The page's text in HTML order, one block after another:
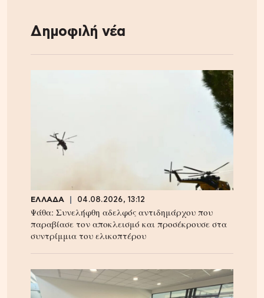
Δημοφιλή νέα
ΕΛΛΑΔΑ 04.08.2026, 13:12
Ψάθα: Συνελήφθη αδελφός αντιδημάρχου που
παραβίασε τον αποκλεισμό και προσέκρουσε στα
συντρίμμια του ελικοπτέρου